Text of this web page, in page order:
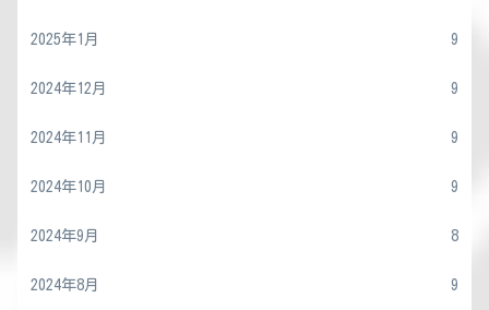
2025年1月 9
2024年12月 9
2024年11月 9
2024年10月 9
2024年9月 8
2024年8月 9